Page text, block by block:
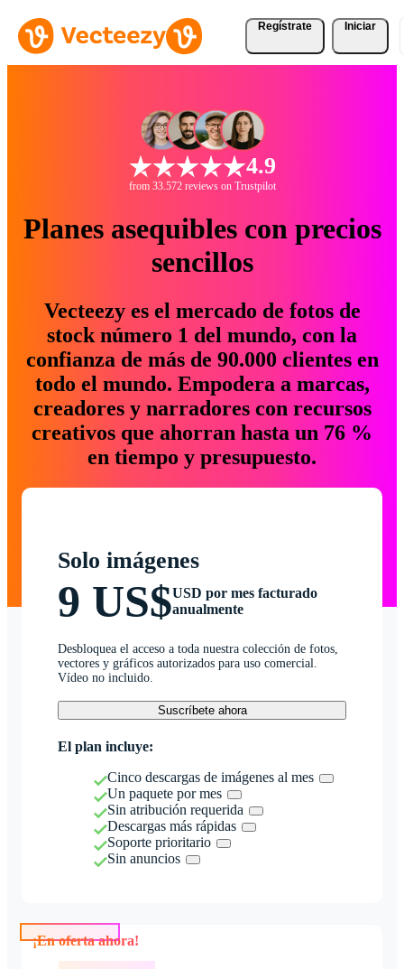
Regístrate Iniciar
4.9
from 33.572 reviews on Trustpilot
Planes asequibles con precios
sencillos
Vecteezy es el mercado de fotos de
stock número 1 del mundo, con la
confianza de más de 90.000 clientes en
todo el mundo. Empodera a marcas,
creadores y narradores con recursos
creativos que ahorran hasta un 76 %
en tiempo y presupuesto.
Solo imágenes
9 US$USD por mes facturado
anualmente
Desbloquea el acceso a toda nuestra colección de fotos,
vectores y gráficos autorizados para uso comercial.
Vídeo no incluido.
Suscríbete ahora
El plan incluye:
Cinco descargas de imágenes al mes
Un paquete por mes
Sin atribución requerida
Descargas más rápidas
Soporte prioritario
Sin anuncios